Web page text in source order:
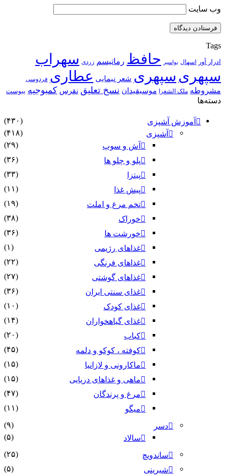
وب‌ سایت
Tags
ادرار آور اسهال بواسیر حافظ رماتیسم زردی سهراب
سپهری سپهری شعر نیمایی عطاری فردوسی
مشروطه ملک الشعرا موسیقیدان نسخ تعلیق نقرس کمبوجیه یبوست
دسته‌ها
آموزش آشپزی
(۴۳۰)
آشپزی
(۴۱۸)
آش و سوپ
(۲۹)
پلو و چلو ها
(۳۶)
پیتزا
(۳۳)
پیش غذا
(۱۱)
تخم مرغ و املت
(۱۹)
خوراک
(۳۸)
خورشت ها
(۳۶)
غذاهای رژیمی
(۱)
غذاهای فرنگی
(۲۲)
غذاهای گوشتی
(۲۷)
غذای سنتی ایران
(۳۶)
غذای کودک
(۱۰)
غذای گیاهخواران
(۱۴)
کباب
(۲۰)
کوفته ، کوکو و دلمه
(۴۵)
ماکارونی و لازانیا
(۱۵)
ماهی و غذاهای دریایی
(۱۵)
مرغ و پرندگان
(۴۷)
میگو
(۱۱)
دسر
(۹)
سالاد
(۵)
ساندویچ
(۲۵)
شیرینی
(۵)